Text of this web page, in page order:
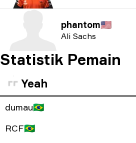
phantom🇺🇸
Ali Sachs
Statistik Pemain
Yeah
dumau🇧🇷
RCF🇧🇷